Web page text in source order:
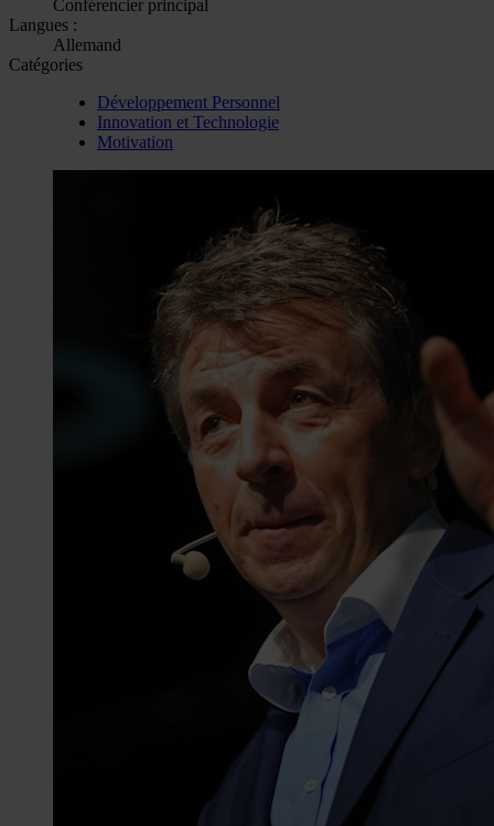
Conférencier principal
Langues :
Allemand
Catégories
Développement Personnel
Innovation et Technologie
Motivation